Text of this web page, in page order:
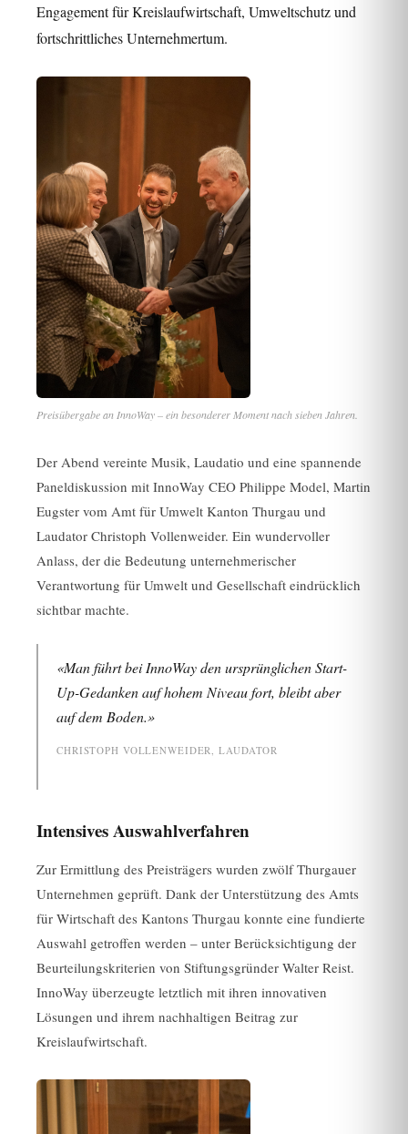
Engagement für Kreislaufwirtschaft, Umweltschutz und
fortschrittliches Unternehmertum.
Preisübergabe an InnoWay – ein besonderer Moment nach sieben Jahren.
Der Abend vereinte Musik, Laudatio und eine spannende
Paneldiskussion mit InnoWay CEO Philippe Model, Martin
Eugster vom Amt für Umwelt Kanton Thurgau und
Laudator Christoph Vollenweider. Ein wundervoller
Anlass, der die Bedeutung unternehmerischer
Verantwortung für Umwelt und Gesellschaft eindrücklich
sichtbar machte.
«Man führt bei InnoWay den ursprünglichen Start-
Up-Gedanken auf hohem Niveau fort, bleibt aber
auf dem Boden.»
CHRISTOPH VOLLENWEIDER, LAUDATOR
Intensives Auswahlverfahren
Zur Ermittlung des Preisträgers wurden zwölf Thurgauer
Unternehmen geprüft. Dank der Unterstützung des Amts
für Wirtschaft des Kantons Thurgau konnte eine fundierte
Auswahl getroffen werden – unter Berücksichtigung der
Beurteilungskriterien von Stiftungsgründer Walter Reist.
InnoWay überzeugte letztlich mit ihren innovativen
Lösungen und ihrem nachhaltigen Beitrag zur
Kreislaufwirtschaft.